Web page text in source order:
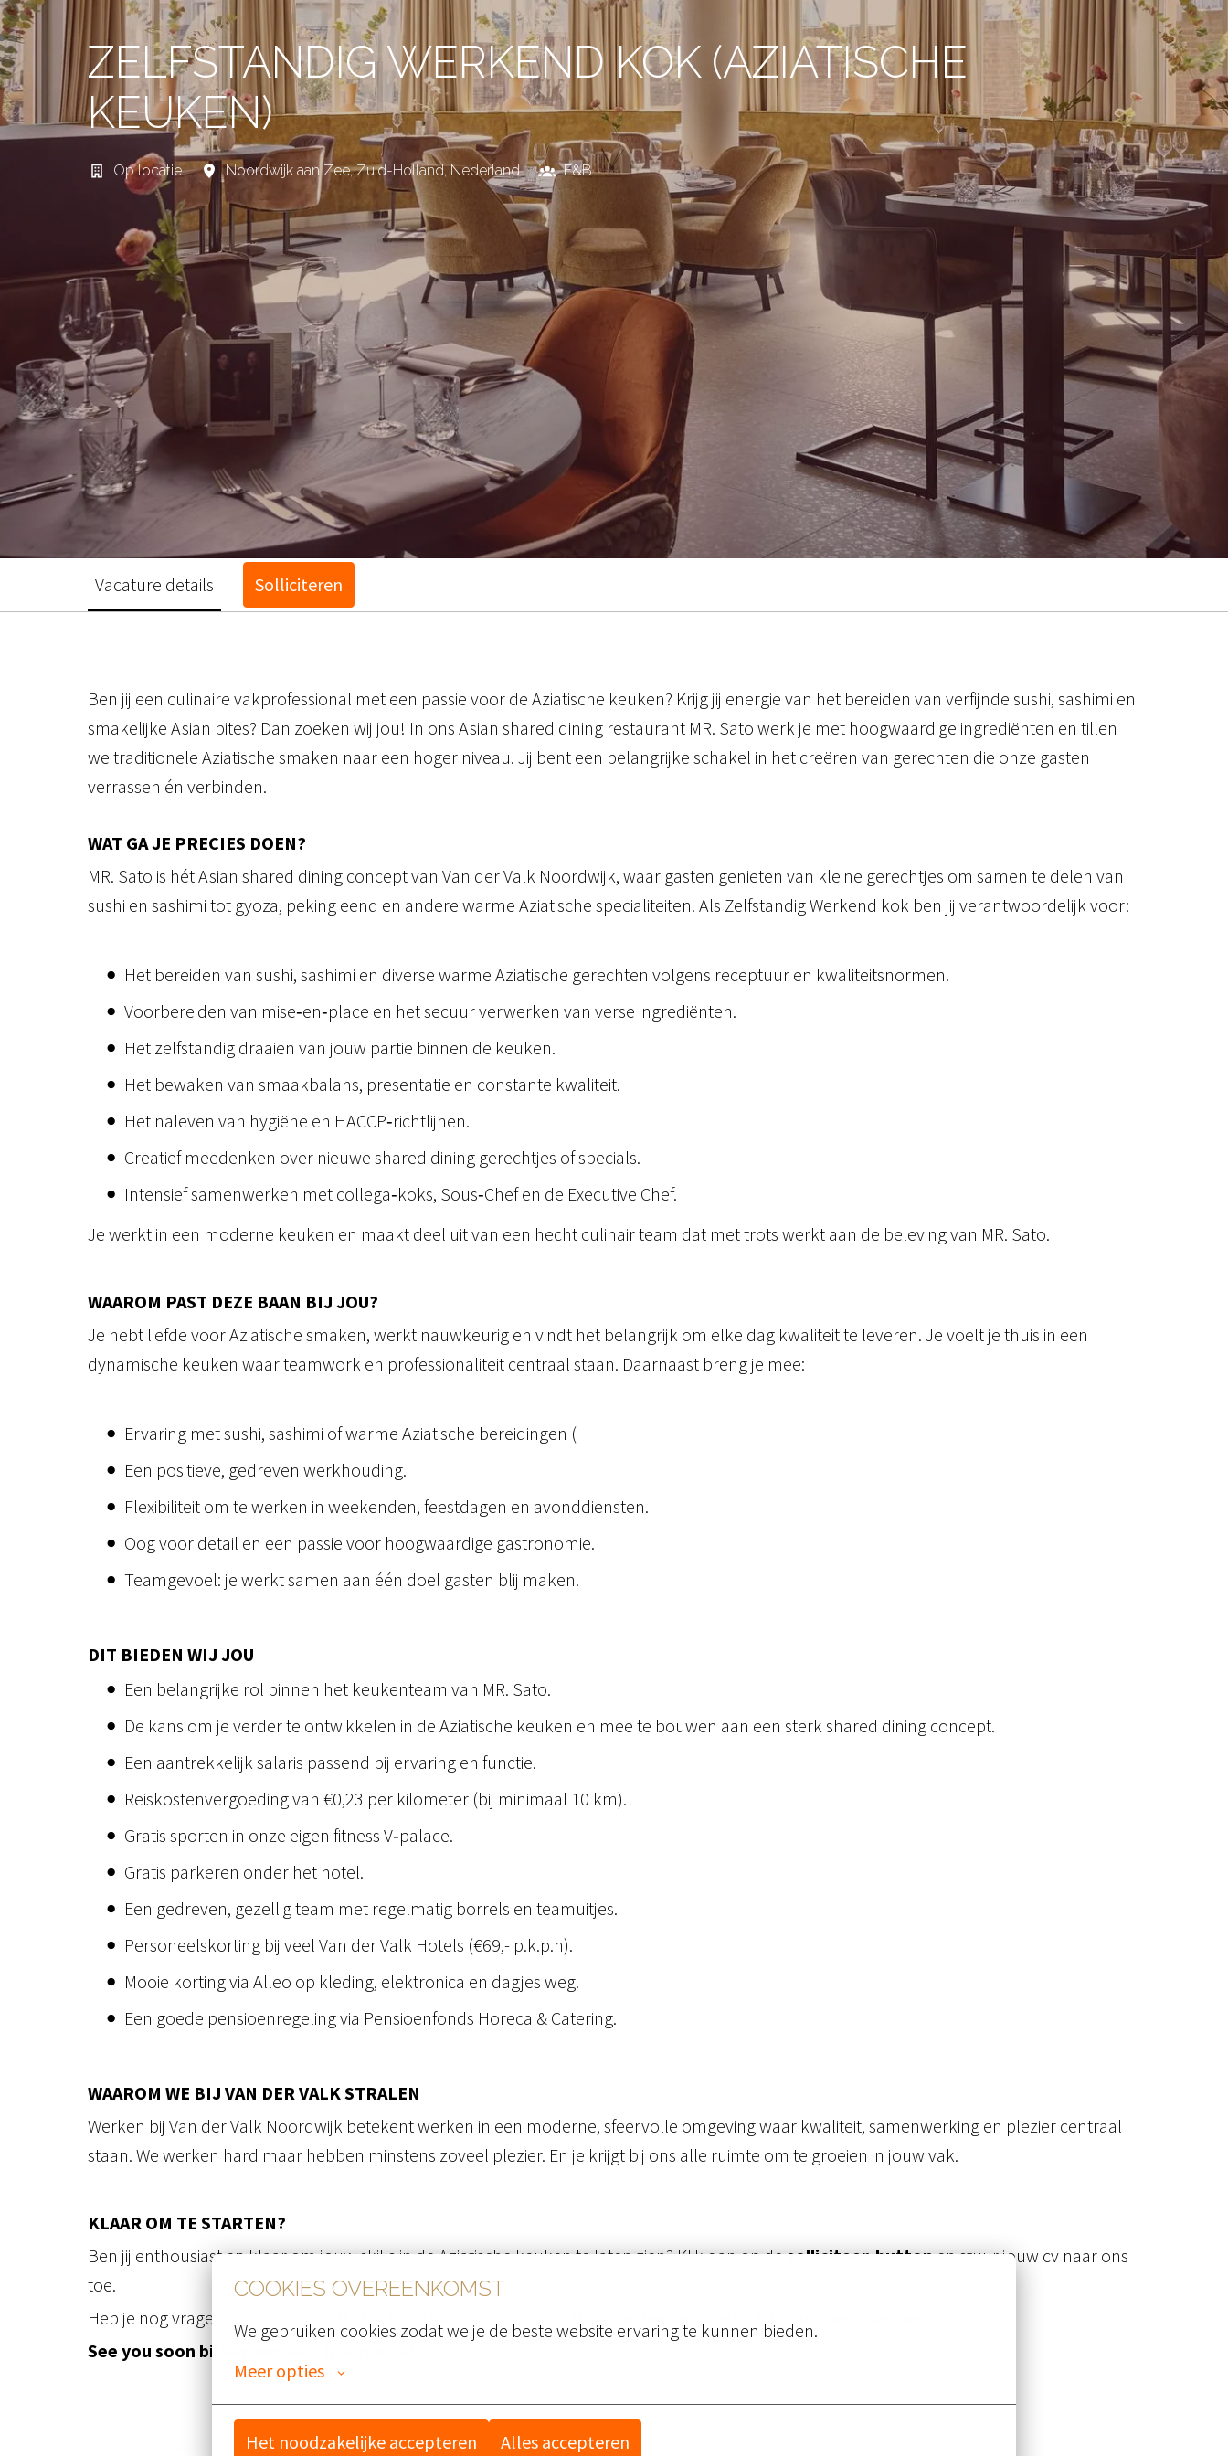
COOKIES OVEREENKOMST
We gebruiken cookies zodat we je de beste website ervaring te kunnen bieden.
Meer opties
Het noodzakelijke accepteren Alles accepteren
ZELFSTANDIG WERKEND KOK (AZIATISCHE
KEUKEN)
Op locatie Noordwijk aan Zee, Zuid-Holland, Nederland F&B
Vacature details Solliciteren
Ben jij een culinaire vakprofessional met een passie voor de Aziatische keuken? Krijg jij energie van het bereiden van verfijnde sushi, sashimi en
smakelijke Asian bites? Dan zoeken wij jou! In ons Asian shared dining restaurant MR. Sato werk je met hoogwaardige ingrediënten en tillen
we traditionele Aziatische smaken naar een hoger niveau. Jij bent een belangrijke schakel in het creëren van gerechten die onze gasten
verrassen én verbinden.
WAT GA JE PRECIES DOEN?
MR. Sato is hét Asian shared dining concept van Van der Valk Noordwijk, waar gasten genieten van kleine gerechtjes om samen te delen van
sushi en sashimi tot gyoza, peking eend en andere warme Aziatische specialiteiten. Als Zelfstandig Werkend kok ben jij verantwoordelijk voor:
Het bereiden van sushi, sashimi en diverse warme Aziatische gerechten volgens receptuur en kwaliteitsnormen.
Voorbereiden van mise‑en‑place en het secuur verwerken van verse ingrediënten.
Het zelfstandig draaien van jouw partie binnen de keuken.
Het bewaken van smaakbalans, presentatie en constante kwaliteit.
Het naleven van hygiëne en HACCP‑richtlijnen.
Creatief meedenken over nieuwe shared dining gerechtjes of specials.
Intensief samenwerken met collega‑koks, Sous‑Chef en de Executive Chef.
Je werkt in een moderne keuken en maakt deel uit van een hecht culinair team dat met trots werkt aan de beleving van MR. Sato.
WAAROM PAST DEZE BAAN BIJ JOU?
Je hebt liefde voor Aziatische smaken, werkt nauwkeurig en vindt het belangrijk om elke dag kwaliteit te leveren. Je voelt je thuis in een
dynamische keuken waar teamwork en professionaliteit centraal staan. Daarnaast breng je mee:
Ervaring met sushi, sashimi of warme Aziatische bereidingen (
Een positieve, gedreven werkhouding.
Flexibiliteit om te werken in weekenden, feestdagen en avonddiensten.
Oog voor detail en een passie voor hoogwaardige gastronomie.
Teamgevoel: je werkt samen aan één doel gasten blij maken.
DIT BIEDEN WIJ JOU
Een belangrijke rol binnen het keukenteam van MR. Sato.
De kans om je verder te ontwikkelen in de Aziatische keuken en mee te bouwen aan een sterk shared dining concept.
Een aantrekkelijk salaris passend bij ervaring en functie.
Reiskostenvergoeding van €0,23 per kilometer (bij minimaal 10 km).
Gratis sporten in onze eigen fitness V‑palace.
Gratis parkeren onder het hotel.
Een gedreven, gezellig team met regelmatig borrels en teamuitjes.
Personeelskorting bij veel Van der Valk Hotels (€69,- p.k.p.n).
Mooie korting via Alleo op kleding, elektronica en dagjes weg.
Een goede pensioenregeling via Pensioenfonds Horeca & Catering.
WAAROM WE BIJ VAN DER VALK STRALEN
Werken bij Van der Valk Noordwijk betekent werken in een moderne, sfeervolle omgeving waar kwaliteit, samenwerking en plezier centraal
staan. We werken hard maar hebben minstens zoveel plezier. En je krijgt bij ons alle ruimte om te groeien in jouw vak.
KLAAR OM TE STARTEN?
Ben jij enthousiast en klaar om jouw skills in de Aziatische keuken te laten zien? Klik dan op desolliciteer‑buttonen stuur jouw cv naar ons
toe.
Heb je nog vragen? Bel gerust via
See you soon bij Van der Valk Noordwijk!